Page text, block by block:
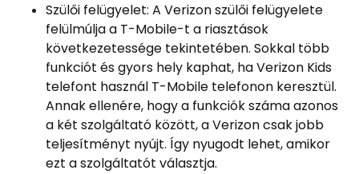
Szülői felügyelet: A Verizon szülői felügyelete
felülmúlja a T-Mobile-t a riasztások
következetessége tekintetében. Sokkal több
funkciót és gyors hely kaphat, ha Verizon Kids
telefont használ T-Mobile telefonon keresztül.
Annak ellenére, hogy a funkciók száma azonos
a két szolgáltató között, a Verizon csak jobb
teljesítményt nyújt. Így nyugodt lehet, amikor
ezt a szolgáltatót választja.